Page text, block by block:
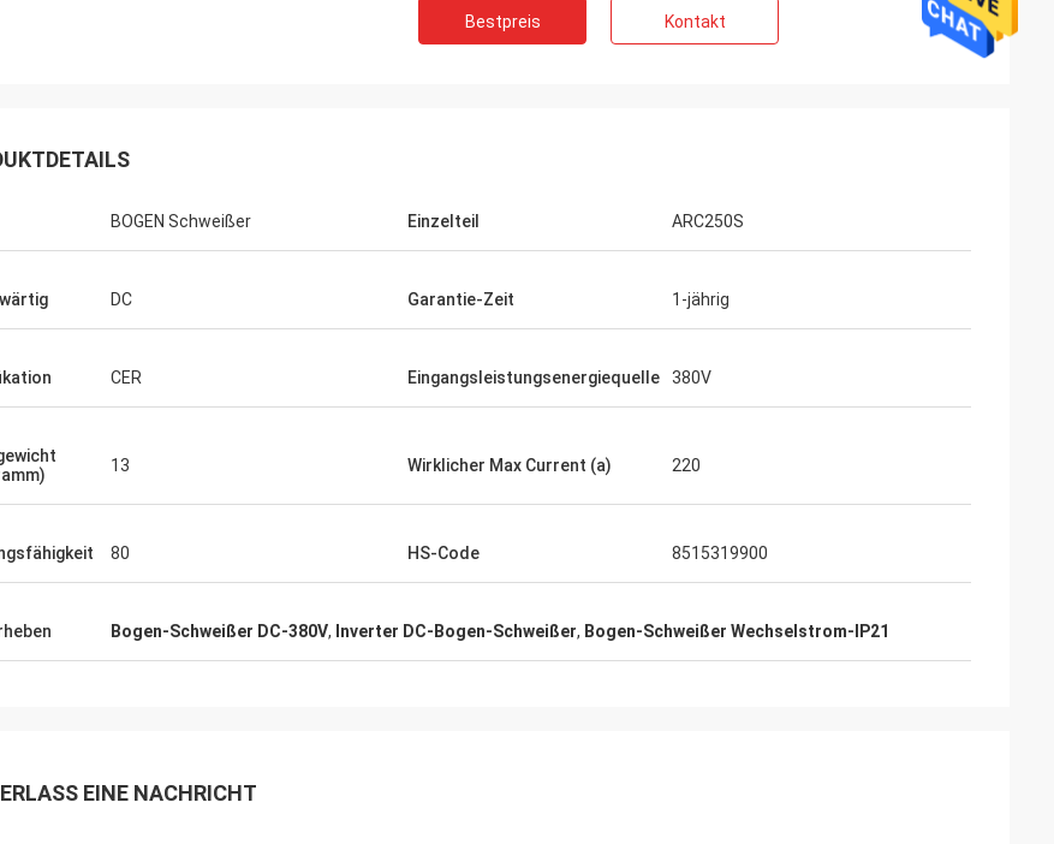
Bestpreis Kontakt
BOGEN Schweißer Einzelteil ARC250S
DC Garantie-Zeit 1-jährig
CER Eingangsleistungsenergiequelle 380V
13 Wirklicher Max Current (a) 220
80 HS-Code 8515319900
Bogen-Schweißer DC-380V, Inverter DC-Bogen-Schweißer, Bogen-Schweißer Wechselstrom-IP21
EINE NACHRICHT